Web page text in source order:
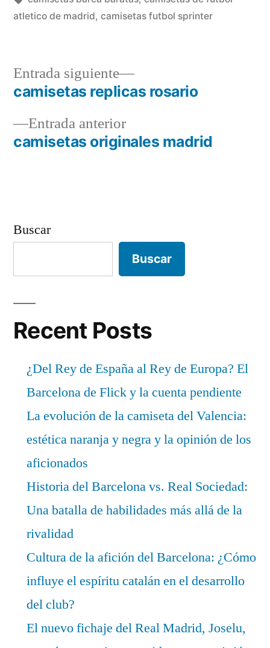
atletico de madrid, camisetas futbol sprinter
Navegación
deEntrada anteriorEntrada
anterior:
camisetas originales madrid
Entrada siguiente
Entrada
siguiente:
camisetas replicas rosario
Buscar
Buscar
Recent Posts
¿Del Rey de España al Rey de Europa? El
Barcelona de Flick y la cuenta pendiente
La evolución de la camiseta del Valencia:
estética naranja y negra y la opinión de los
aficionados
Historia del Barcelona vs. Real Sociedad:
Una batalla de habilidades más allá de la
rivalidad
Cultura de la afición del Barcelona: ¿Cómo
influye el espíritu catalán en el desarrollo
del club?
El nuevo fichaje del Real Madrid, Joselu,